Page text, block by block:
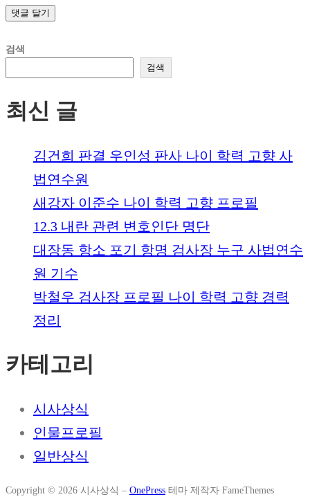
검색
검색
최신 글
김건희 판결 우인성 판사 나이 학력 고향 사
법연수원
새강자 이준수 나이 학력 고향 프로필
12.3 내란 관련 변호인단 명단
대장동 항소 포기 항명 검사장 누구 사법연수
원 기수
박철우 검사장 프로필 나이 학력 고향 경력
정리
카테고리
시사상식
인물프로필
일반상식
Copyright © 2026 시사상식 – OnePress 테마 제작자 FameThemes